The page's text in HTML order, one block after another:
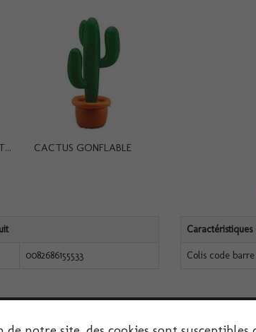
CACTUS GONFLABLE
0082686155533
Caractéristiques
Colis code barre